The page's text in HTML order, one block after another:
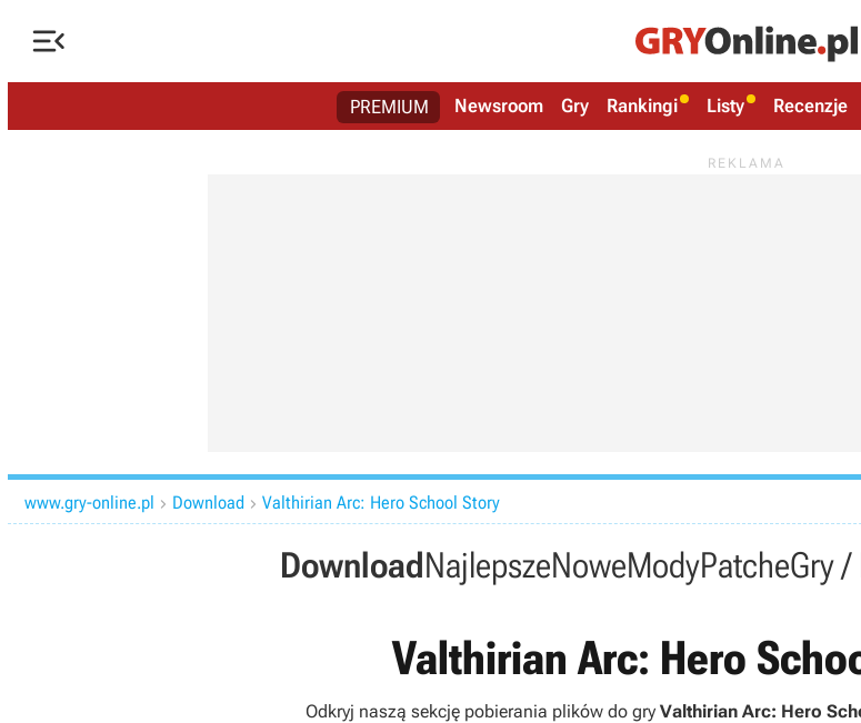

PREMIUM Newsroom Gry Rankingi Listy Recenzje
www.gry-online.pl  Download  Valthirian Arc: Hero School Story
DownloadNajlepszeNoweModyPatcheGry /
Valthirian Arc: Hero
Odkryj naszą sekcję pobierania plików do gry Valthirian Arc: Hero